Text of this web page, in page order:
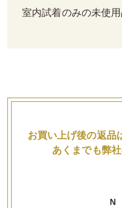
室内試着のみの未使用
お買い上げ後の返品
あくまでも弊
N